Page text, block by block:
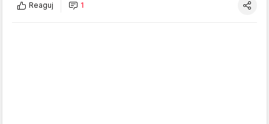
Reaguj 1